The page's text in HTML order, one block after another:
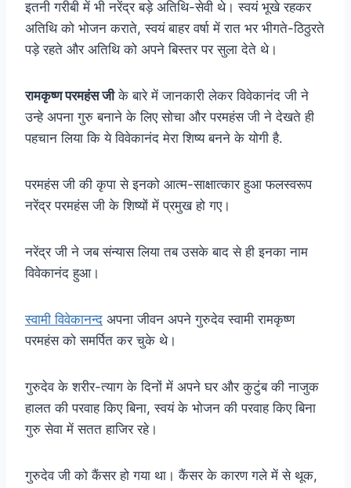
इतनी गरीबी में भी नरेंद्र बड़े अतिथि-सेवी थे। स्वयं भूखे रहकर
अतिथि को भोजन कराते, स्वयं बाहर वर्षा में रात भर भीगते-ठिठुरते
पड़े रहते और अतिथि को अपने बिस्तर पर सुला देते थे।
रामकृष्ण परमहंस जीके बारे में जानकारी लेकर विवेकानंद जी ने
उन्हे अपना गुरु बनाने के लिए सोचा और परमहंस जी ने देखते ही
पहचान लिया कि ये विवेकानंद मेरा शिष्य बनने के योगी है.
परमहंस जी की कृपा से इनको आत्म-साक्षात्कार हुआ फलस्वरूप
नरेंद्र परमहंस जी के शिष्यों में प्रमुख हो गए।
नरेंद्र जी ने जब संन्यास लिया तब उसके बाद से ही इनका नाम
विवेकानंद हुआ।
स्वामी विवेकानन्द अपना जीवन अपने गुरुदेव स्वामी रामकृष्ण
परमहंस को समर्पित कर चुके थे।
गुरुदेव के शरीर-त्याग के दिनों में अपने घर और कुटुंब की नाजुक
हालत की परवाह किए बिना, स्वयं के भोजन की परवाह किए बिना
गुरु सेवा में सतत हाजिर रहे।
गुरुदेव जी को कैंसर हो गया था। कैंसर के कारण गले में से थूक,